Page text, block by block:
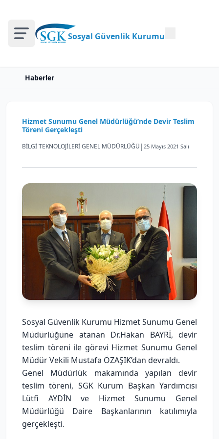
Sosyal Güvenlik Kurumu
Haberler
Hizmet Sunumu Genel Müdürlüğü’nde Devir Teslim
Töreni Gerçekleşti
BİLGİ TEKNOLOJİLERİ GENEL MÜDÜRLÜĞÜ | 25 Mayıs 2021 Salı
Sosyal Güvenlik Kurumu Hizmet Sunumu Genel
Müdürlüğüne atanan Dr.Hakan BAYRİ, devir
teslim töreni ile görevi Hizmet Sunumu Genel
Müdür Vekili Mustafa ÖZAŞIK’dan devraldı.
Genel Müdürlük makamında yapılan devir
teslim töreni, SGK Kurum Başkan Yardımcısı
Lütfi AYDİN ve Hizmet Sunumu Genel
Müdürlüğü Daire Başkanlarının katılımıyla
gerçekleşti.